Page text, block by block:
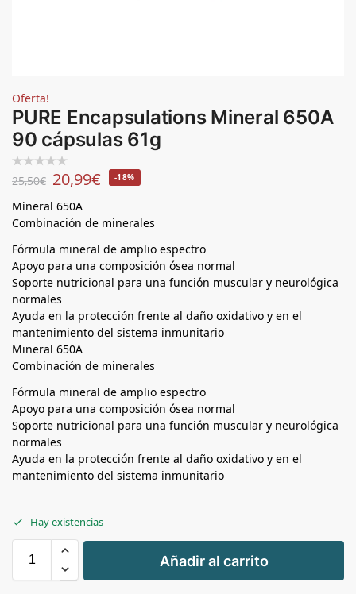
Oferta!
PURE Encapsulations Mineral 650A
90 cápsulas 61g
25,50€ 20,99€ -18%
Mineral 650A
Combinación de minerales
Fórmula mineral de amplio espectro
Apoyo para una composición ósea normal
Soporte nutricional para una función muscular y neurológica
normales
Ayuda en la protección frente al daño oxidativo y en el
mantenimiento del sistema inmunitario
Mineral 650A
Combinación de minerales
Fórmula mineral de amplio espectro
Apoyo para una composición ósea normal
Soporte nutricional para una función muscular y neurológica
normales
Ayuda en la protección frente al daño oxidativo y en el
mantenimiento del sistema inmunitario
Hay existencias
+
-
Añadir al carrito